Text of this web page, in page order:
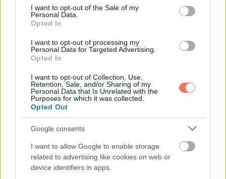
consent section.
I want to opt-out of the Sale of my
Personal Data.
Opted In
I want to opt-out of processing my
Personal Data for Targeted Advertising.
Opted In
I want to opt-out of Collection, Use,
Retention, Sale, and/or Sharing of my
Personal Data that Is Unrelated with the
Purposes for which it was collected.
Opted Out
Google consents
I want to allow Google to enable storage
related to advertising like cookies on web or
device identifiers in apps.
Tim McGraw lánya megvédi
testét
A fiatal énekesnő a testpozitivitás szószólójává vált,
megmutatva másoknak, hogyan szerethetik és fejlődhetnek
a testük megítélésében. Gracie arról